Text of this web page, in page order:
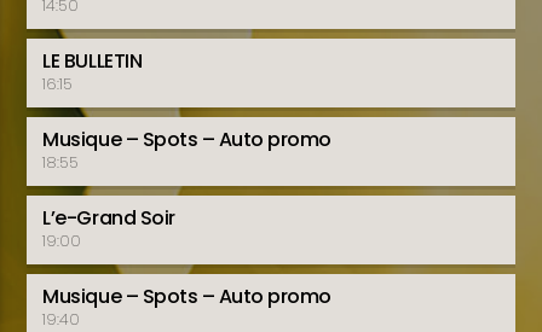
14:50
LE BULLETIN
16:15
Musique – Spots – Auto promo
18:55
L’e-Grand Soir
19:00
Musique – Spots – Auto promo
19:40